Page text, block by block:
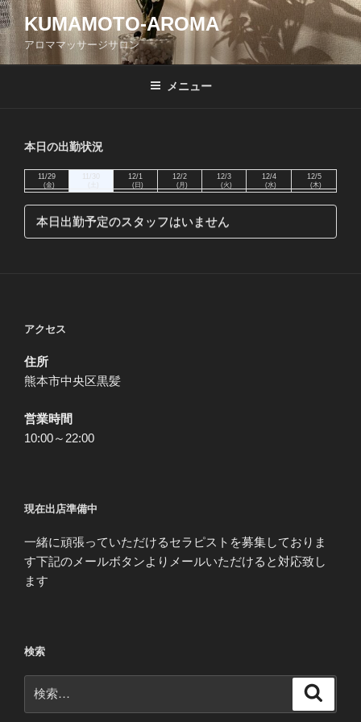
コ
ン
テ
ン
KUMAMOTO-AROMA
アロママッサージサロン
メニュー
本日の出勤状況
11/29
(金)
11/30 12/1
(日)
12/2
(月)
12/3
(火)
12/4
(水)
12/5
(木)
本日出勤予定のスタッフはいません
アクセス
住所
熊本市中央区黒髪
営業時間
10:00～22:00
現在出店準備中
一緒に頑張っていただけるセラピストを募集しておりま
す下記のメールボタンよりメールいただけると対応致し
ます
検索
索: